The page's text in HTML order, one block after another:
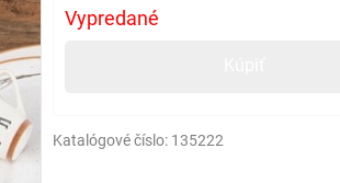
Vypredané
Katalógové číslo: 135222